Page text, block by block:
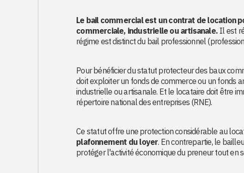
Le bail commercial est un contrat de location
commerciale, industrielle ou artisanale.Il est
régime est distinct du bail professionnel
Pour bénéficier du statut protecteur des baux
doit exploiter un fonds de commerce ou un fonds
industrielle ou artisanale. Et le locataire doit être
répertoire national des entreprises (RNE).
Ce statut offre une protection considérable au
plafonnement du loyer. En contrepartie, le
protéger l'activité économique du preneur tout en